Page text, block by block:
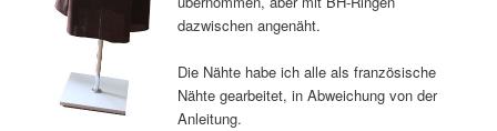
dazwischen angenäht.
Die Nähte habe ich alle als französische
Nähte gearbeitet, in Abweichung von der
Anleitung.